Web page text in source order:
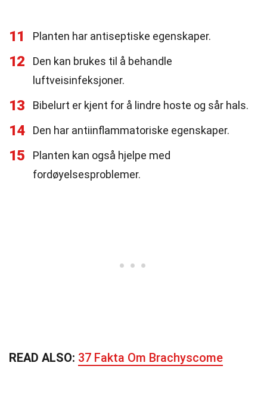
11 Planten har antiseptiske egenskaper.
12
Den kan brukes til å behandle
luftveisinfeksjoner.
13 Bibelurt er kjent for å lindre hoste og sår hals.
14 Den har antiinflammatoriske egenskaper.
15
Planten kan også hjelpe med
fordøyelsesproblemer.
READ ALSO: 37 Fakta Om Brachyscome